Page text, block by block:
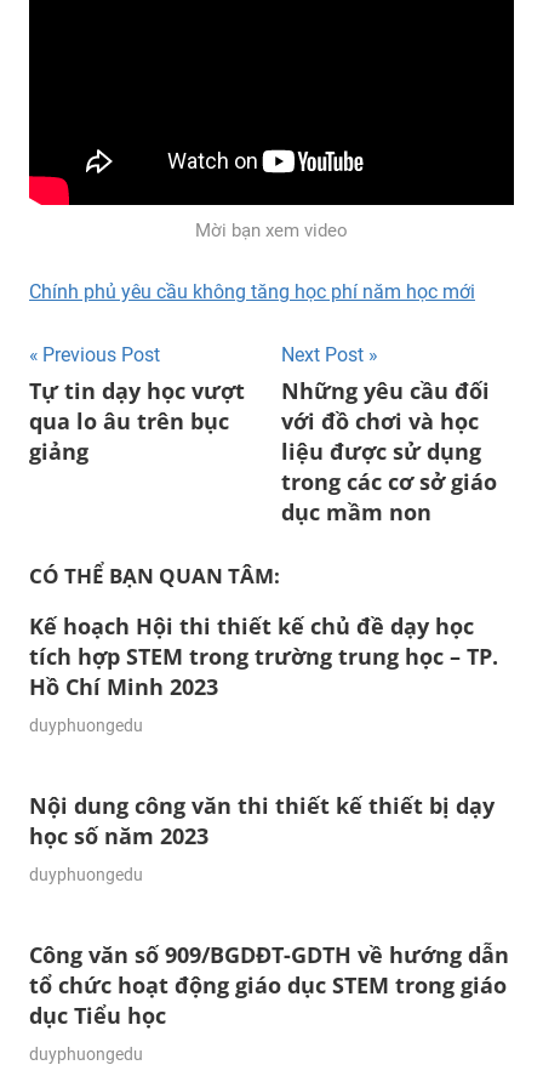
Mời bạn xem video
Chính phủ yêu cầu không tăng học phí năm học mới
Post
navigation
Previous Post
Tự tin dạy học vượt
qua lo âu trên bục
giảng
Next Post
Những yêu cầu đối
với đồ chơi và học
liệu được sử dụng
trong các cơ sở giáo
dục mầm non
CÓ THỂ BẠN QUAN TÂM:
Kế hoạch Hội thi thiết kế chủ đề dạy học
tích hợp STEM trong trường trung học – TP.
Hồ Chí Minh 2023
27/10/2023
duyphuongedu
Nội dung công văn thi thiết kế thiết bị dạy
học số năm 2023
10/10/2023
duyphuongedu
Công văn số 909/BGDĐT-GDTH về hướng dẫn
tổ chức hoạt động giáo dục STEM trong giáo
dục Tiểu học
10/10/2023
duyphuongedu